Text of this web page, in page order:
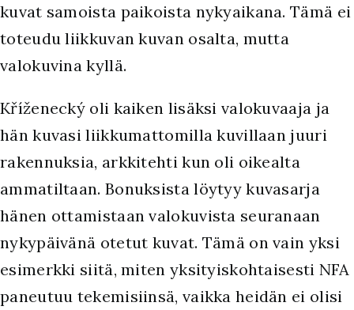
kuvat samoista paikoista nykyaikana. Tämä ei
toteudu liikkuvan kuvan osalta, mutta
valokuvina kyllä.
Kříženecký oli kaiken lisäksi valokuvaaja ja
hän kuvasi liikkumattomilla kuvillaan juuri
rakennuksia, arkkitehti kun oli oikealta
ammatiltaan. Bonuksista löytyy kuvasarja
hänen ottamistaan valokuvista seuranaan
nykypäivänä otetut kuvat. Tämä on vain yksi
esimerkki siitä, miten yksityiskohtaisesti NFA
paneutuu tekemisiinsä, vaikka heidän ei olisi